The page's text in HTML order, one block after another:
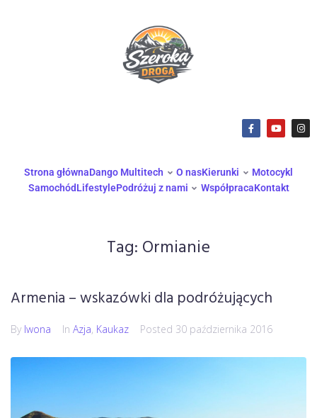
Strona głównaDango Multitech O nasKierunki
Motocykl
SamochódLifestylePodróżuj z nami WspółpracaKontakt
Tag: Ormianie
Armenia – wskazówki dla podróżujących
By Iwona In Azja, Kaukaz Posted 30 października 2016